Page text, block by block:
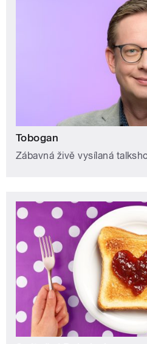
Tobogan
Zábavná živě vysílaná